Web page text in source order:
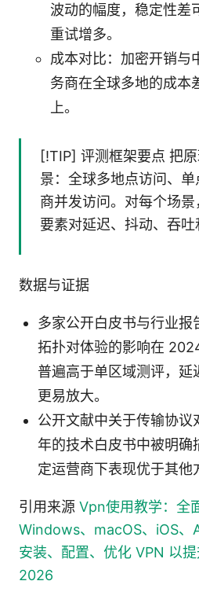
波动的幅度，稳定性差
重试增多。
成本对比：加密开销与
务商在全球多地的成本
上。
[!TIP] 评测框架要点 把
景：全球多地点访问、
商并发访问。对每个场
要素对延迟、抖动、吞吐
数据与证据
多家公开白皮书与行业报
拓扑对体验的影响在
普遍高于单区域测评，延
更易放大。
公开文献中关于传输协
年的技术白皮书中被明确
定运营商下表现优于其他
引用来源 Vpn使用教学：全
Windows、macOS、iOS、
安装、配置、优化 VPN 以
2026